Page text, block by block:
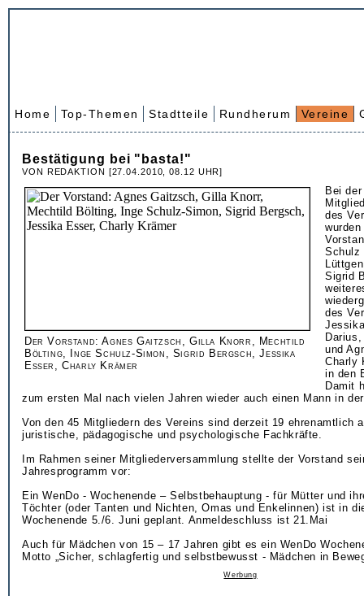
Home Top-Themen Stadtteile Rundherum Vereine
Bestätigung bei "basta!"
VON REDAKTION [27.04.2010, 08.12 UHR]
Der Vorstand: Agnes Gaitzsch, Gilla Knorr, Mechtild
Bölting, Inge Schulz-Simon, Sigrid Bergsch, Jessika
Esser, Charly Krämer
Bei
des
Schulz
Sigrid
des
und
Charly
in den
Damit
zum ersten Mal nach vielen Jahren wieder auch einen Mann in
Von den 45 Mitgliedern des Vereins sind derzeit 19 ehrenamtlich
juristische, pädagogische und psychologische Fachkräfte.
Im Rahmen seiner Mitgliederversammlung stellte der Vorstand
Jahresprogramm vor:
Ein WenDo - Wochenende – Selbstbehauptung - für Mütter und
Töchter (oder Tanten und Nichten, Omas und Enkelinnen) ist in
Wochenende 5./6. Juni geplant. Anmeldeschluss ist 21.Mai
Auch für Mädchen von 15 – 17 Jahren gibt es ein WenDo
Motto „Sicher, schlagfertig und selbstbewusst - Mädchen in
Werbung